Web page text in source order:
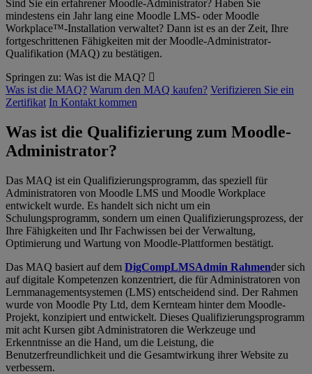
Sind Sie ein erfahrener Moodle-Administrator? Haben Sie
mindestens ein Jahr lang eine Moodle LMS- oder Moodle
Workplace™-Installation verwaltet? Dann ist es an der Zeit, Ihre
fortgeschrittenen Fähigkeiten mit der Moodle-Administrator-
Qualifikation (MAQ) zu bestätigen.
Springen zu: Was ist die MAQ?
Was ist die MAQ? Warum den MAQ kaufen? Verifizieren Sie ein
Zertifikat In Kontakt kommen
Was ist die Qualifizierung zum Moodle-
Administrator?
Das MAQ ist ein Qualifizierungsprogramm, das speziell für
Administratoren von Moodle LMS und Moodle Workplace
entwickelt wurde. Es handelt sich nicht um ein
Schulungsprogramm, sondern um einen Qualifizierungsprozess, der
Ihre Fähigkeiten und Ihr Fachwissen bei der Verwaltung,
Optimierung und Wartung von Moodle-Plattformen bestätigt.
Das MAQ basiert auf dem DigCompLMSAdmin Rahmender sich
auf digitale Kompetenzen konzentriert, die für Administratoren von
Lernmanagementsystemen (LMS) entscheidend sind. Der Rahmen
wurde von Moodle Pty Ltd, dem Kernteam hinter dem Moodle-
Projekt, konzipiert und entwickelt. Dieses Qualifizierungsprogramm
mit acht Kursen gibt Administratoren die Werkzeuge und
Erkenntnisse an die Hand, um die Leistung, die
Benutzerfreundlichkeit und die Gesamtwirkung ihrer Website zu
verbessern.